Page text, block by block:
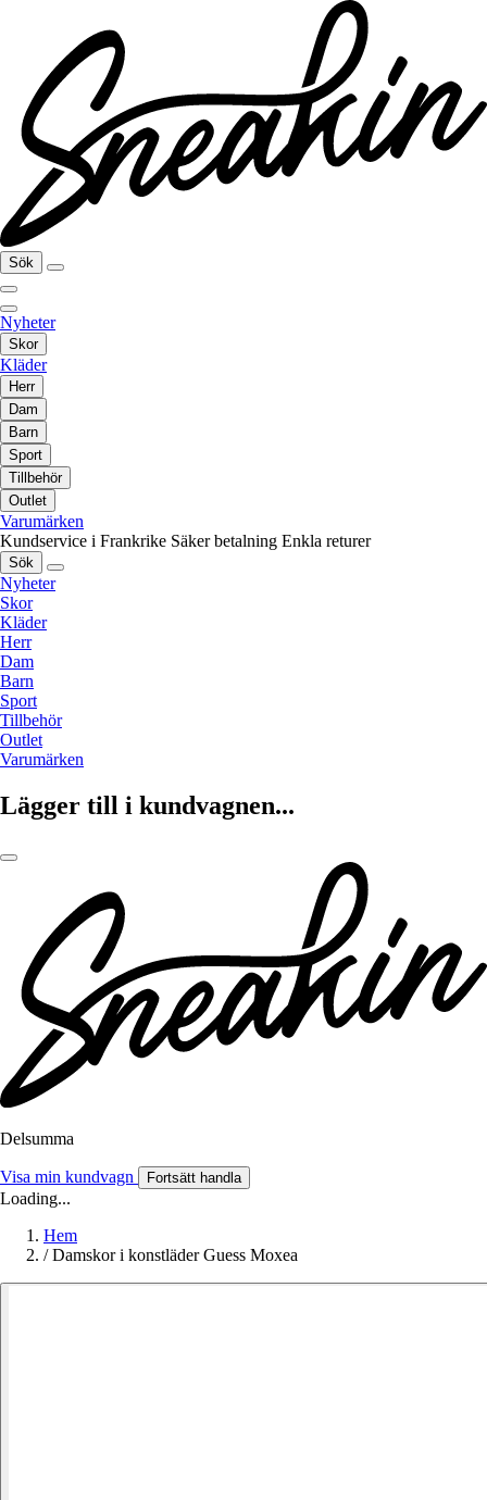
Sök
Nyheter
Skor
Kläder
Herr
Dam
Barn
Sport
Tillbehör
Outlet
Varumärken
Kundservice i Frankrike Säker betalning Enkla returer
Sök
Nyheter
Skor
Kläder
Herr
Dam
Barn
Sport
Tillbehör
Outlet
Varumärken
Lägger till i kundvagnen...
Delsumma
Visa min kundvagn Fortsätt handla
Loading...
Hem
/ Damskor i konstläder Guess Moxea